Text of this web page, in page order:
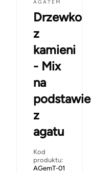
AGATEM
Drzewko
z
kamieni
- Mix
na
podstawie
z
agatu
Kod
produktu:
AGemT-01